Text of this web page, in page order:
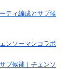
ティ編成とサブ候
ンソーマンコラボ
ブ候補｜チェンソ